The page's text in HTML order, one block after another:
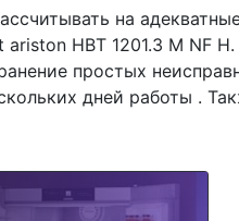
на
HBT 1201.3 M NF
простых
дней работы .